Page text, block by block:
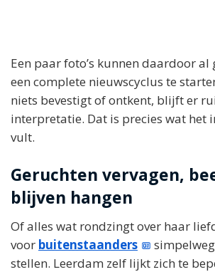
Een paar foto’s kunnen daardoor al
een complete nieuwscyclus te
niets bevestigt of ontkent, blijft er
interpretatie. Dat is precies wat het
vult.
Geruchten vervagen,
blijven hangen
Of alles wat rondzingt over haar
voor buitenstaanders
stellen. Leerdam zelf lijkt zich te